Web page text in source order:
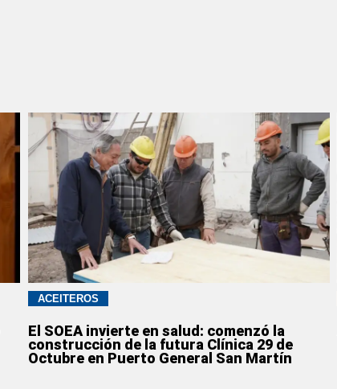
ACEITEROS
El SOEA invierte en salud: comenzó la
construcción de la futura Clínica 29 de
Octubre en Puerto General San Martín